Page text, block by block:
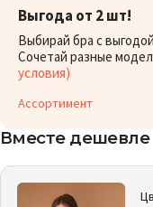
Выгода от 2 шт!
Выбирай бра с
Сочетай разные
условия)
Ассортимент
Вместе дешевле